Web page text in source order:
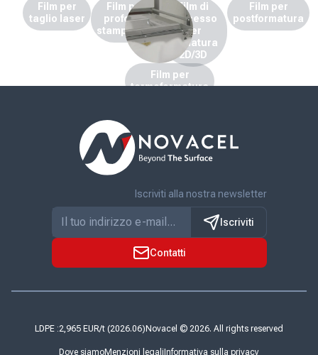
Film per
taglio laser
Film per
profondo
stampaggio
Film di
processo
per
formatura
2D/3D
Film per
postformatura
Film per
termoformatura
Contatti
Iscriviti alla nostra newsletter
Iscriviti
LDPE : Novacel © 2026. All rights reserved
Dove siamoMenzioni legali Informativa sulla privacy